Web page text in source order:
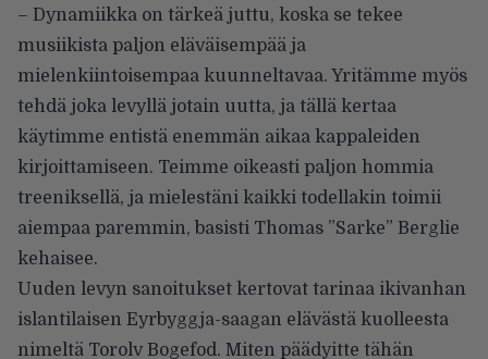
– Dynamiikka on tärkeä juttu, koska se tekee
musiikista paljon eläväisempää ja
mielenkiintoisempaa kuunneltavaa. Yritämme myös
tehdä joka levyllä jotain uutta, ja tällä kertaa
käytimme entistä enemmän aikaa kappaleiden
kirjoittamiseen. Teimme oikeasti paljon hommia
treeniksellä, ja mielestäni kaikki todellakin toimii
aiempaa paremmin, basisti Thomas ”Sarke” Berglie
kehaisee.
Uuden levyn sanoitukset kertovat tarinaa ikivanhan
islantilaisen Eyrbyggja-saagan elävästä kuolleesta
nimeltä Torolv Bogefod. Miten päädyitte tähän